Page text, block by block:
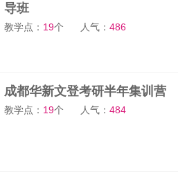
导班
教学点： 19个 人气：486
成都华新文登考研半年集训营
教学点： 19个 人气：484